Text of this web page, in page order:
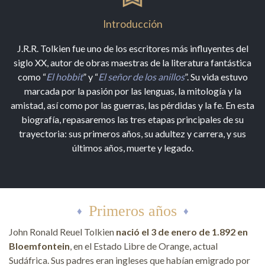
Introducción
J.R.R. Tolkien fue uno de los escritores más influyentes del
siglo XX, autor de obras maestras de la literatura fantástica
como “El hobbit” y “El señor de los anillos”. Su vida estuvo
marcada por la pasión por las lenguas, la mitología y la
amistad, así como por las guerras, las pérdidas y la fe. En esta
biografía, repasaremos las tres etapas principales de su
trayectoria: sus primeros años, su adultez y carrera, y sus
últimos años, muerte y legado.
Primeros años
John Ronald Reuel Tolkien nació el 3 de enero de 1.892 en
Bloemfontein , en el Estado Libre de Orange, actual
Sudáfrica. Sus padres eran ingleses que habían emigrado por